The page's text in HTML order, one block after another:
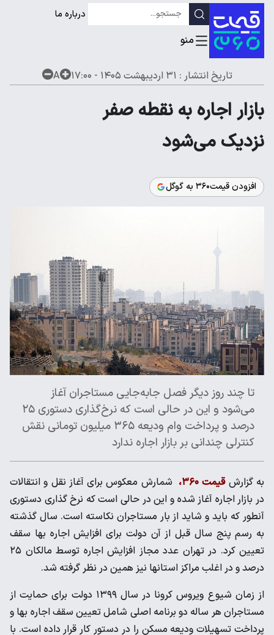
درباره ما
تاریخ انتشار : ۳۱ اردیبهشت ۱۴۰۵ - ۱۷:۰۰ A
بازار اجاره به نقطه صفر
نزدیک می‌شود
افزودن قیمت۳۶۰ به گوگل
تا چند روز دیگر فصل جابه‌جایی مستاجران آغاز
می‌شود و این در حالی است که نرخ‌گذاری دستوری ۲۵
درصد و پرداخت وام ودیعه ۳۶۵ میلیون تومانی نقش
کنترلی چندانی بر بازار اجاره ندارد
به گزارش قیمت ۳۶۰،
شمارش معکوس برای آغاز نقل و انتقالات
در بازار اجاره آغاز شده و این در حالی است که نرخ گذاری دستوری
آنطور که باید و شاید از بار مستاجران نکاسته است. سال گذشته
به رسم پنج سال قبل از آن دولت برای افزایش اجاره بها سقف
تعیین کرد. در تهران عدد مجاز افزایش اجاره توسط مالکان ۲۵
درصد و در اغلب مراکز استانها نیز همین در نظر گرفته شد.
از زمان شیوع ویروس کرونا در سال ۱۳۹۹ دولت برای حمایت از
مستاجران هر ساله دو برنامه اصلی شامل تعیین سقف اجاره بها و
پرداخت تسهیلات ودیعه مسکن را در دستور کار قرار داده است. با